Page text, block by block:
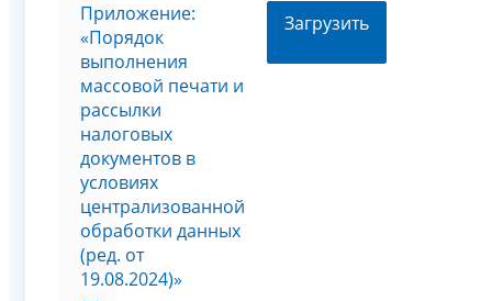
Приложение:
«Порядок
выполнения
массовой печати и
рассылки
налоговых
документов в
условиях
централизованной
обработки данных
(ред. от
19.08.2024)»
Загрузить